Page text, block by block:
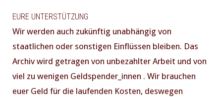
EURE UNTERSTÜTZUNG
Wir werden auch zukünftig unabhängig von
staatlichen oder sonstigen Einflüssen bleiben. Das
Archiv wird getragen von unbezahlter Arbeit und von
viel zu wenigen Geldspender_innen . Wir brauchen
euer Geld für die laufenden Kosten, deswegen